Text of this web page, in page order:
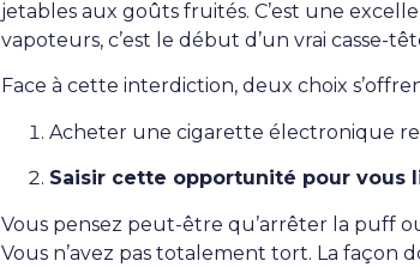
jetables aux goûts fruités. C’est une
vapoteurs, c’est le début d’un vrai casse-
Face à cette interdiction, deux choix
Acheter une cigarette électronique
Saisir cette opportunité pour
Vous pensez peut-être qu’arrêter la puff
Vous n’avez pas totalement tort. La